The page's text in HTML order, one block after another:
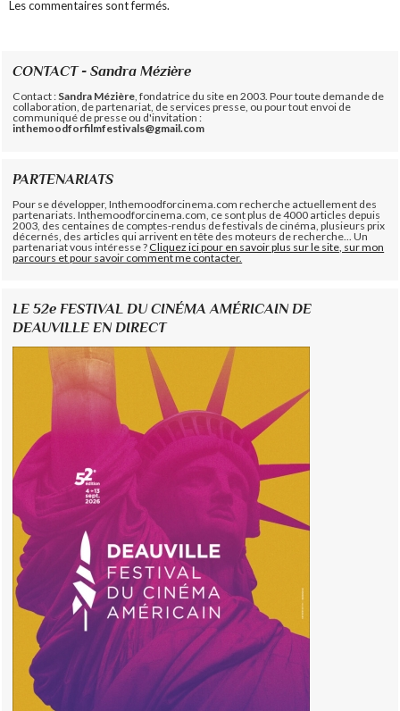
Les commentaires sont fermés.
CONTACT - Sandra Mézière
Contact : Sandra Mézière , fondatrice du site en 2003. Pour toute demande de
collaboration, de partenariat, de services presse, ou pour tout envoi de
communiqué de presse ou d'invitation :
inthemoodforfilmfestivals@gmail.com
PARTENARIATS
Pour se développer, Inthemoodforcinema.com recherche actuellement des
partenariats. Inthemoodforcinema.com, ce sont plus de 4000 articles depuis
2003, des centaines de comptes-rendus de festivals de cinéma, plusieurs prix
décernés, des articles qui arrivent en tête des moteurs de recherche... Un
partenariat vous intéresse ?Cliquez ici pour en savoir plus sur le site, sur mon
parcours et pour savoir comment me contacter.
LE 52e FESTIVAL DU CINÉMA AMÉRICAIN DE
DEAUVILLE EN DIRECT